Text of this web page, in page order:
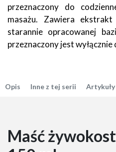
przeznaczony do
masażu. Zawiera
starannie opracowanej
przeznaczony jest
Opis Inne z tej serii Artykuły
Maść